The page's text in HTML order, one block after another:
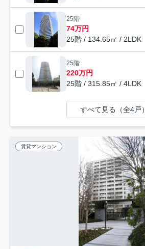
25階
74万円
25階 / 134.65㎡ / 2LDK
25階
220万円
25階 / 315.85㎡ / 4LDK
すべて見る（全4戸）
賃貸マンション